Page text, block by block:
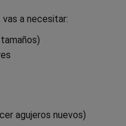
vas a necesitar:
agujeros nuevos)